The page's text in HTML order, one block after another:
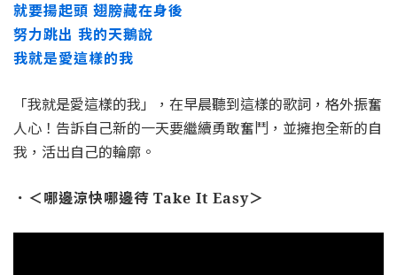
就要揚起頭 翅膀藏在身後
努力跳出 我的天鵝說
我就是愛這樣的我
「我就是愛這樣的我」，在早晨聽到這樣的歌詞，格外振奮
人心！告訴自己新的一天要繼續勇敢奮鬥，並擁抱全新的自
我，活出自己的輪廓。
．＜哪邊涼快哪邊待 Take It Easy＞